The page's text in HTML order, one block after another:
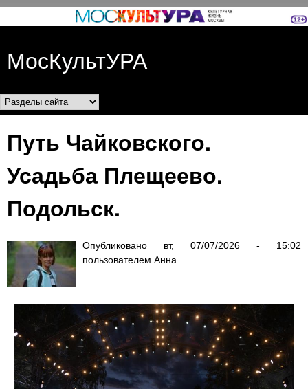
Перейти к основному
МосКультУРА
Разделы сайта
Путь Чайковского.
Усадьба Плещеево.
Подольск.
Опубликовано вт, 07/07/2026 - 15:02
пользователем Анна